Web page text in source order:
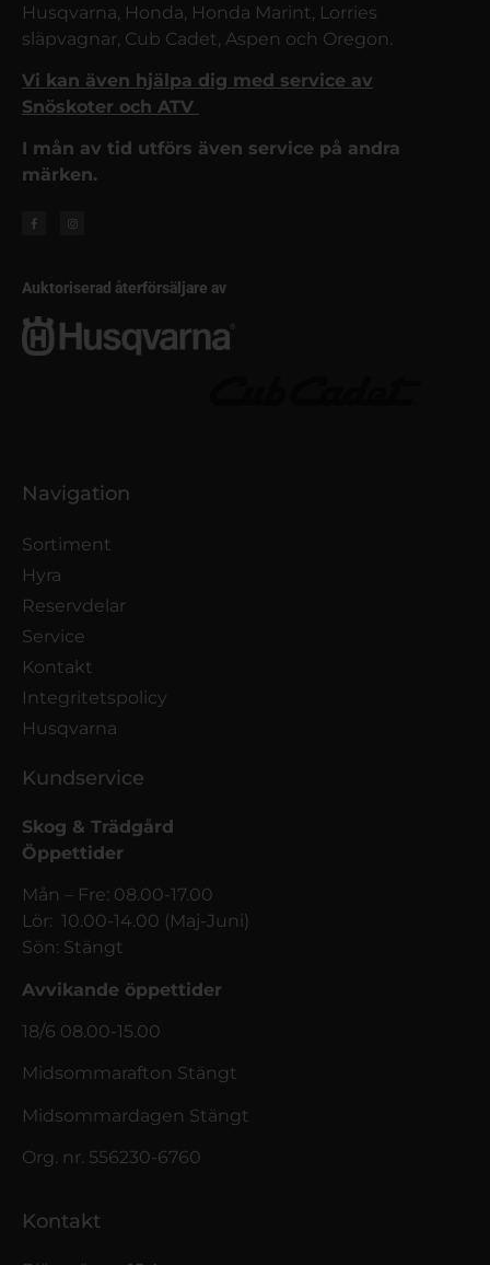
Husqvarna, Honda, Honda Marint, Lorries
släpvagnar, Cub Cadet, Aspen och Oregon.
Vi kan även hjälpa dig med service av
Snöskoter och ATV
I mån av tid utförs även service på andra
märken.
Auktoriserad återförsäljare av
Navigation
Sortiment
Hyra
Reservdelar
Service
Kontakt
Integritetspolicy
Husqvarna
Kundservice
Skog & Trädgård
Öppettider
Mån – Fre: 08.00-17.00
Lör: 10.00-14.00 (Maj-Juni)
Sön: Stängt
Avvikande öppettider
18/6 08.00-15.00
Midsommarafton Stängt
Midsommardagen Stängt
Org. nr. 556230-6760
Kontakt